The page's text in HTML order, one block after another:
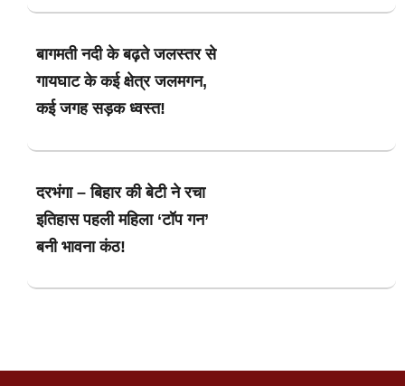
बागमती नदी के बढ़ते जलस्तर से
गायघाट के कई क्षेत्र जलमगन,
कई जगह सड़क ध्वस्त!
दरभंगा – बिहार की बेटी ने रचा
इतिहास पहली महिला ‘टॉप गन’
बनी भावना कंठ!